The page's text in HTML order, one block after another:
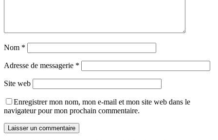
Nom *
Adresse de messagerie *
Site web
Enregistrer mon nom, mon e-mail et mon site web dans le
navigateur pour mon prochain commentaire.